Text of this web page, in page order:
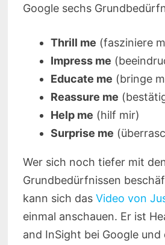
Google sechs
Thrill me (fasziniere
Impress me
Educate me (bringe
Reassure me
Help me (hilf mir)
Surprise me
Wer sich noch tiefer mit
Grundbedürfnissen
kann sich das Video von
einmal anschauen. Er ist
and InSight bei Google